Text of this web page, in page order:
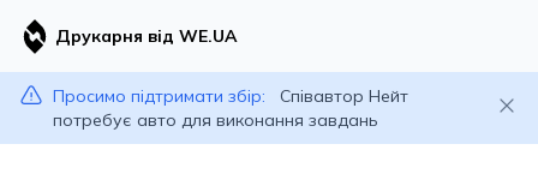
Друкарня від WE.UA
Просимо підтримати збір:
Співавтор Нейт
потребує авто для виконання завдань